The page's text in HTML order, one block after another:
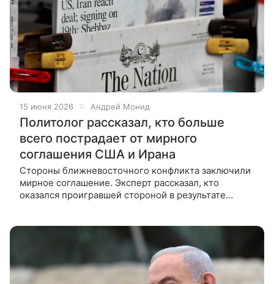
15 июня 2026 Андрей Монид
Политолог рассказал, кто больше
всего пострадает от мирного
соглашения США и Ирана
Стороны ближневосточного конфликта заключили
мирное соглашение. Эксперт рассказал, кто
оказался проигравшей стороной в результате